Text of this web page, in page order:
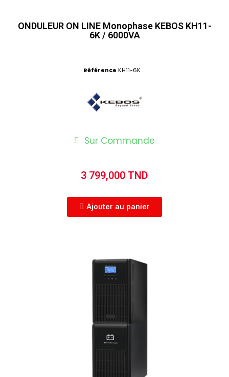
ONDULEUR ON LINE Monophase KEBOS KH11-
6K / 6000VA
Référence KH11-6K
Sur Commande
3 799,000 TND
Ajouter au panier